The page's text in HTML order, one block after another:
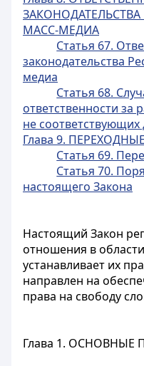
МАСС-МЕДИА
Статья 67.
законодательства
медиа
Статья 68.
ответственности за
не соответствующих
Глава 9.
Статья 69.
Статья 70.
настоящего Закона
Настоящий Закон
отношения в
устанавливает их
направлен на
права на свободу
Глава 1.